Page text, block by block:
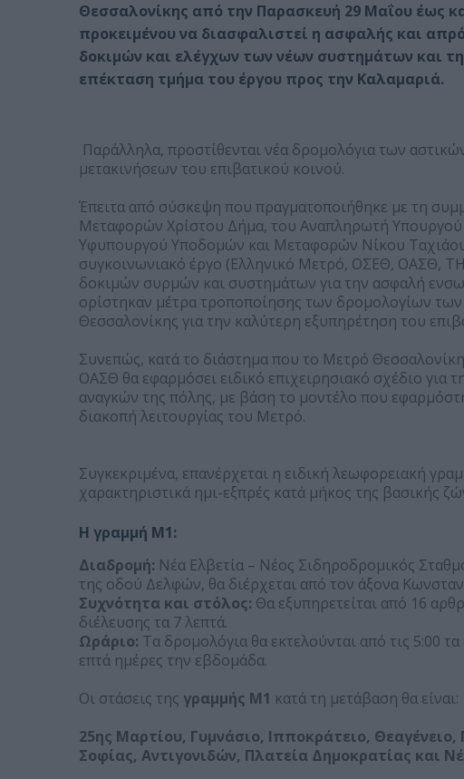
Θεσσαλονίκης από την Παρασκευή 29 Μαΐου έως
προκειμένου να διασφαλιστεί η ασφαλής και
δοκιμών και ελέγχων των νέων συστημάτων και
επέκταση τμήμα του έργου προς την Καλαμαριά.
Παράλληλα, προστίθενται νέα δρομολόγια των
μετακινήσεων του επιβατικού κοινού.
Έπειτα από σύσκεψη που πραγματοποιήθηκε με τη
Μεταφορών Χρίστου Δήμα, του Αναπληρωτή
Υφυπουργού Υποδομών και Μεταφορών Νίκου
συγκοινωνιακό έργο (Ελληνικό Μετρό, ΟΣΕΘ, ΟΑΣΘ,
δοκιμών συρμών και συστημάτων για την ασφαλή
ορίστηκαν μέτρα τροποποίησης των δρομολογίων
Θεσσαλονίκης για την καλύτερη εξυπηρέτηση του
Συνεπώς, κατά το διάστημα που το Μετρό
ΟΑΣΘ θα εφαρμόσει ειδικό επιχειρησιακό σχέδιο
αναγκών της πόλης, με βάση το μοντέλο που
διακοπή λειτουργίας του Μετρό.
Συγκεκριμένα, επανέρχεται η ειδική λεωφορειακή
χαρακτηριστικά ημι-εξπρές κατά μήκος της βασικής
Η γραμμή Μ1:
Διαδρομή: Νέα Ελβετία – Νέος Σιδηροδρομικός
της οδού Δελφών, θα διέρχεται από τον άξονα
Συχνότητα και στόλος: Θα εξυπηρετείται από 16
διέλευσης τα 7 λεπτά.
Ωράριο: Τα δρομολόγια θα εκτελούνται από τις 5:00
επτά ημέρες την εβδομάδα.
Οι στάσεις της γραμμής Μ1 κατά τη μετάβαση θα είναι:
25ης Μαρτίου, Γυμνάσιο, Ιπποκράτειο,
Σοφίας, Αντιγονιδών, Πλατεία Δημοκρατίας και